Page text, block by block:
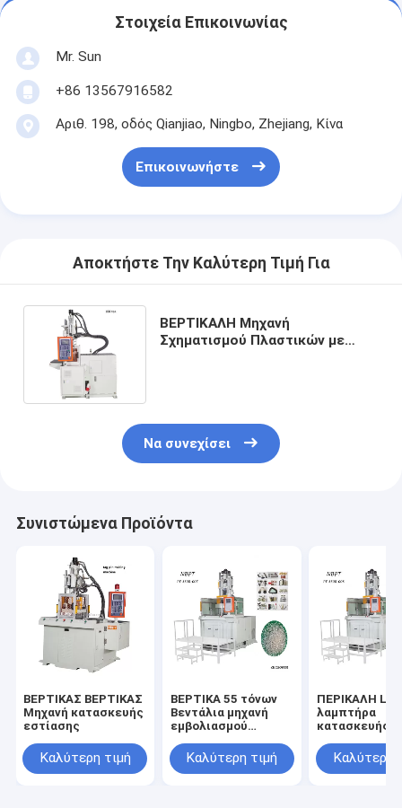
Στοιχεία Επικοινωνίας
Mr. Sun
+86 13567916582
Αριθ. 198, οδός Qianjiao, Ningbo, Zhejiang, Κίνα
Επικοινωνήστε
Αποκτήστε Την Καλύτερη Τιμή Για
ΒΕΡΤΙΚΑΛΗ Μηχανή
Σχηματισμού Πλαστικών με
Να συνεχίσει
Συνιστώμενα Προϊόντα
ΒΕΡΤΙΚΑΣ ΒΕΡΤΙΚΑΣ
Μηχανή κατασκευής
εστίασης
Καλύτερη τιμή
ΒΕΡΤΙΚΑ 55 τόνων
Βεντάλια μηχανή
εμβολιασμού
περιστρεφόμενο
τραπέζι
Καλύτερη τιμή
ΠΕΡΙΚΑΛΗ LED
λαμπτήρα
κατασκευής
μηχανή
Καλύτερη